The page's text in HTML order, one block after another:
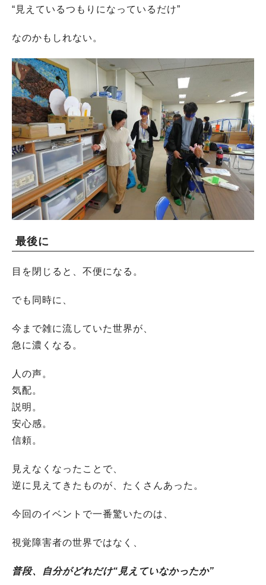
“見えているつもりになっているだけ”
なのかもしれない。
最後に
目を閉じると、不便になる。
でも同時に、
今まで雑に流していた世界が、
急に濃くなる。
人の声。
気配。
説明。
安心感。
信頼。
見えなくなったことで、
逆に見えてきたものが、たくさんあった。
今回のイベントで一番驚いたのは、
視覚障害者の世界ではなく、
普段、自分がどれだけ“見えていなかったか”
人気のキーワード
#ラーメン#ショッピング#カフェ#スイーツ #パン #カレー#柏駅
#イベント#公園#教えたい／教えて投稿記事
#教えたい/こんなの見つけた